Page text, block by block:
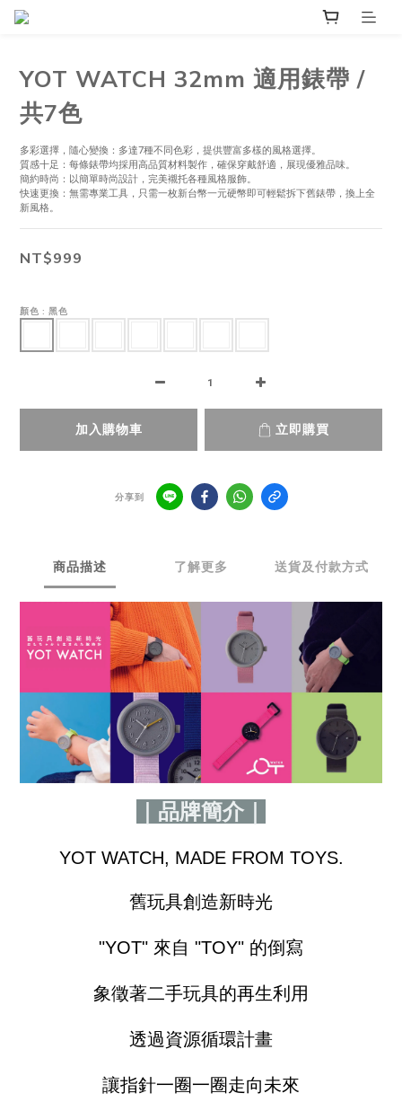
YOT WATCH 32mm 適用錶帶 /
共7色
多彩選擇，隨心變換：多達7種不同色彩，提供豐富多樣的風格選擇。
質感十足：每條錶帶均採用高品質材料製作，確保穿戴舒適，展現優雅品味。
簡約時尚：以簡單時尚設計，完美襯托各種風格服飾。
快速更換：無需專業工具，只需一枚新台幣一元硬幣即可輕鬆拆下舊錶帶，換上全
新風格。
NT$999
顏色 : 黑色
加入購物車 立即購買
分享到
商品描述 了解更多 送貨及付款方式
｜品牌簡介｜
YOT WATCH, MADE FROM TOYS.
舊玩具創造新時光
"YOT" 來自 "TOY" 的倒寫
象徵著二手玩具的再生利用
透過資源循環計畫
讓指針一圈一圈走向未來